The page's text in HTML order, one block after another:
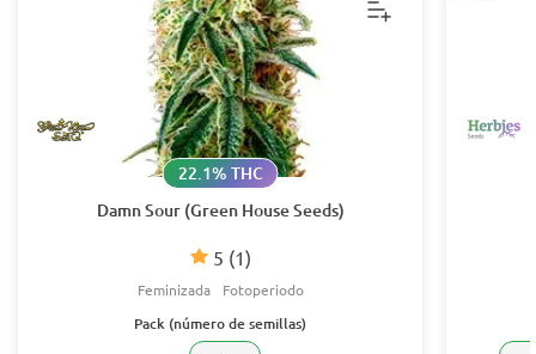
Damn Sour (Green House Seeds)
5 (1)
22.1% THC
Feminizada Fotoperiodo
Pack (número de semillas)